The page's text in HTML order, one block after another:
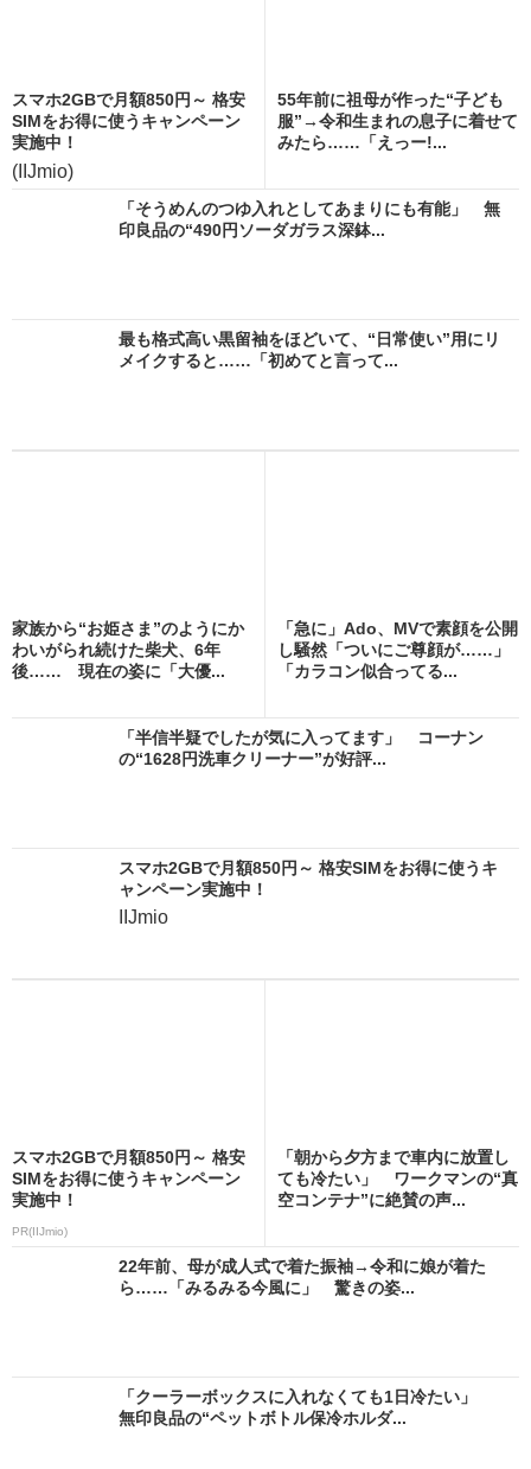
スマホ2GBで月額850円～ 格安
SIMをお得に使うキャンペーン
実施中！
(IIJmio)
55年前に祖母が作った“子ども
服”→令和生まれの息子に着せて
みたら……「えっー!...
「そうめんのつゆ入れとしてあまりにも有能」 無
印良品の“490円ソーダガラス深鉢...
最も格式高い黒留袖をほどいて、“日常使い”用にリ
メイクすると……「初めてと言って...
家族から“お姫さま”のようにか
わいがられ続けた柴犬、6年
後…… 現在の姿に「大優...
「急に」Ado、MVで素顔を公開
し騒然「ついにご尊顔が……」
「カラコン似合ってる...
「半信半疑でしたが気に入ってます」 コーナン
の“1628円洗車クリーナー”が好評...
スマホ2GBで月額850円～ 格安SIMをお得に使うキ
ャンペーン実施中！
IIJmio
スマホ2GBで月額850円～ 格安
SIMをお得に使うキャンペーン
実施中！
PR(IIJmio)
「朝から夕方まで車内に放置し
ても冷たい」 ワークマンの“真
空コンテナ”に絶賛の声...
22年前、母が成人式で着た振袖→令和に娘が着た
ら……「みるみる今風に」 驚きの姿...
「クーラーボックスに入れなくても1日冷たい」
無印良品の“ペットボトル保冷ホルダ...